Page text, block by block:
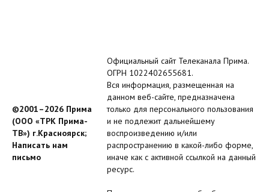
©2001–2026 Прима
(ООО «ТРК Прима-
ТВ») г.Красноярск;
Написать нам
письмо
Официальный сайт Телеканала Прима.
ОГРН 1022402655681.
Вся информация, размещенная на
данном веб-сайте, предназначена
только для персонального пользования
и не подлежит дальнейшему
воспроизведению и/или
распространению в какой-либо форме,
иначе как с активной ссылкой на данный
ресурс.